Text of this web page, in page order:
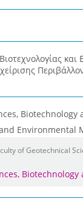
και
Biotechnology
Environmental
of Geotechnical
Biotechnology